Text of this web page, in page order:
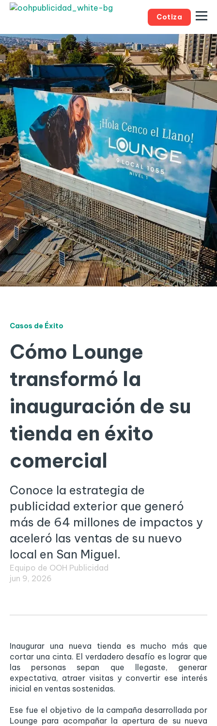
Cotiza
Casos de Éxito
Cómo Lounge
transformó la
inauguración de su
tienda en éxito
comercial
Conoce la estrategia de
publicidad exterior que generó
más de 64 millones de impactos y
aceleró las ventas de su nuevo
local en San Miguel.
Equipo de OOH Publicidad
jun 9, 2026
Inaugurar una nueva tienda es mucho más que
cortar una cinta. El verdadero desafío es lograr que
las personas sepan que llegaste, generar
expectativa, atraer visitas y convertir ese interés
inicial en ventas sostenidas.
Ese fue el objetivo de la campaña desarrollada por
Lounge para acompañar la apertura de su nueva